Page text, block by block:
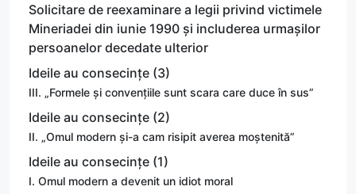
Solicitare de reexaminare a legii privind victimele
Mineriadei din iunie 1990 și includerea urmașilor
persoanelor decedate ulterior
Ideile au consecințe (3)
III. „Formele și convențiile sunt scara care duce în sus”
Ideile au consecințe (2)
II. „Omul modern și-a cam risipit averea moștenită”
Ideile au consecințe (1)
I. Omul modern a devenit un idiot moral